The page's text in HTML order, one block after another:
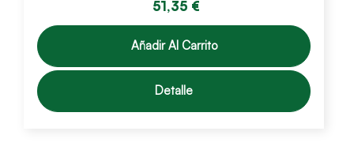
51,35 €
Añadir Al Carrito
Detalle